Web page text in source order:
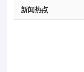
新闻热点